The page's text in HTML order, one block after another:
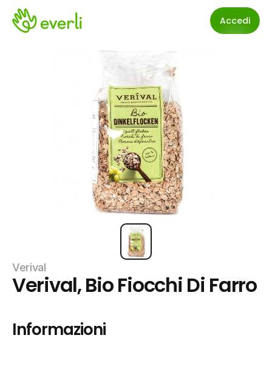
Accedi
Verival
Verival, Bio Fiocchi Di Farro
Informazioni